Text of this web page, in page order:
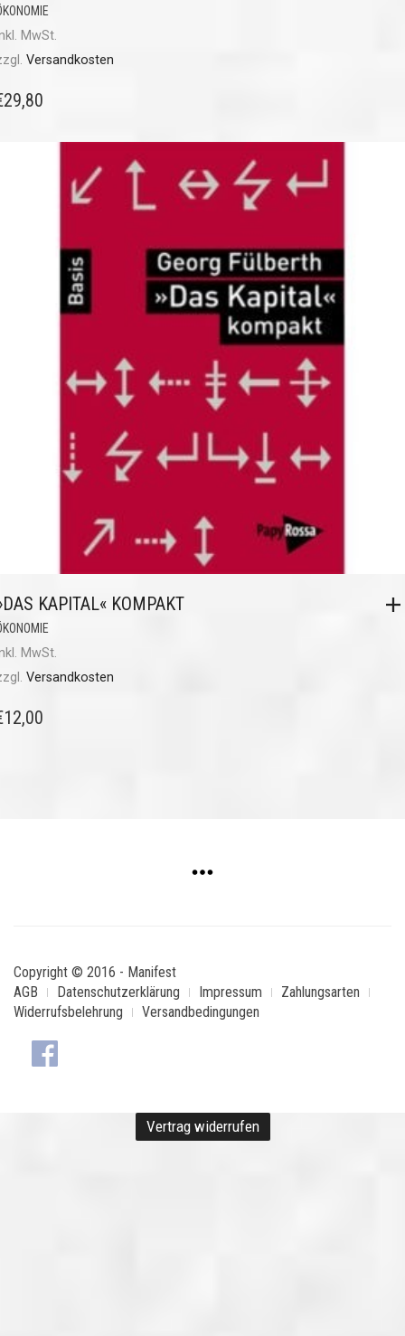
MwSt.
Versandkosten
29,80
KAPITAL« KOMPAKT
MwSt.
Versandkosten
12,00
Copyright © 2016 - Manifest
AGB
Datenschutzerklärung Impressum
Zahlungsarten
Widerrufsbelehrung
Versandbedingungen
Vertrag widerrufen